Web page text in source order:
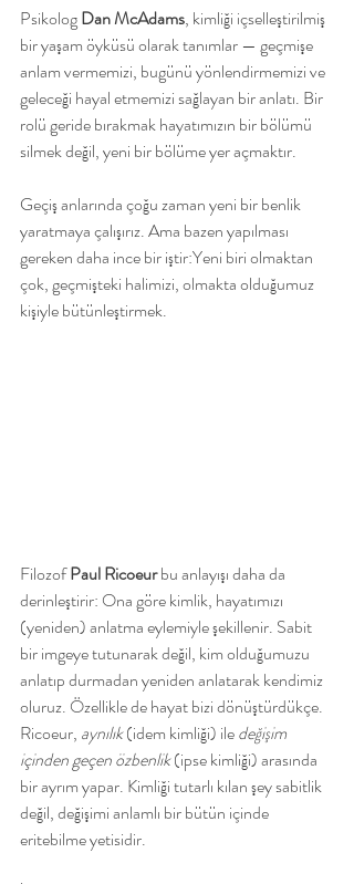
Psikolog Dan McAdams, kimliği içselleştirilmiş
bir yaşam öyküsü olarak tanımlar — geçmişe
anlam vermemizi, bugünü yönlendirmemizi ve
geleceği hayal etmemizi sağlayan bir anlatı. Bir
rolü geride bırakmak hayatımızın bir bölümü
silmek değil, yeni bir bölüme yer açmaktır.
Geçiş anlarında çoğu zaman yeni bir benlik
yaratmaya çalışırız. Ama bazen yapılması
gereken daha ince bir iştir:Yeni biri olmaktan
çok, geçmişteki halimizi, olmakta olduğumuz
kişiyle bütünleştirmek.
Filozof Paul Ricoeur bu anlayışı daha da
derinleştirir: Ona göre kimlik, hayatımızı
(yeniden) anlatma eylemiyle şekillenir. Sabit
bir imgeye tutunarak değil, kim olduğumuzu
anlatıp durmadan yeniden anlatarak kendimiz
oluruz. Özellikle de hayat bizi dönüştürdükçe.
Ricoeur, aynılık (idem kimliği) ile değişim
içinden geçen özbenlik (ipse kimliği) arasında
bir ayrım yapar. Kimliği tutarlı kılan şey sabitlik
değil, değişimi anlamlı bir bütün içinde
eritebilme yetisidir.